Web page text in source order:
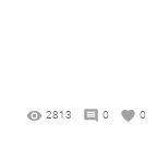
2813 0 0